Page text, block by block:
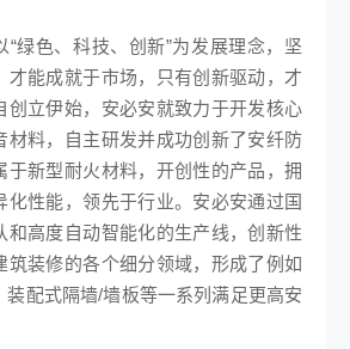
“绿色、科技、创新”为发展理念，坚
才能成就于市场，只有创新驱动，才
创立伊始，安必安就致力于开发核心
材料，自主研发并成功创新了安纤防
于新型耐火材料，开创性的产品，拥
化性能，领先于行业。安必安通过国
和高度自动智能化的生产线，创新性
筑装修的各个细分领域，形成了例如
装配式隔墙/墙板等一系列满足更高安